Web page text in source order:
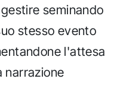
seminando
stesso evento
l'attesa
narrazione